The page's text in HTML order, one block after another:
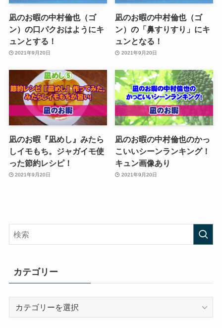
凪のお暇の中村倫也（ゴ
ン）の口パクおはようにキ
ュンとする！
2021年9月20日
凪のお暇の中村倫也（ゴ
ン）の「鼻すりすり」にキ
ュンとなる！
2021年9月20日
凪のお暇『凪めし』みたら
しイモもち。ジャガイモ使
った節約レシピ！
2021年9月20日
凪のお暇の中村倫也のかっ
こいいシーンランキング！
キュン画像あり
2021年9月20日
カテゴリー